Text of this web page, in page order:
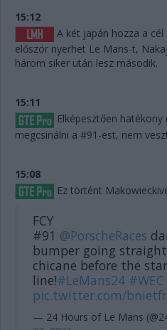
15:12
A két japán hozza a
először nyerhet Le Mans-t,
három siker után lesz második.
15:11
Elképesztően
megcsinálni a #91-est, nem
15:08
Ez történt
FCY
#91 @PorscheRaces
bumper going
chicane before the
line!#LeMans24 #WEC
pic.twitter.com/
— 24 Hours of Le Mans